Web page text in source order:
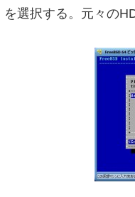
選択する。元々の